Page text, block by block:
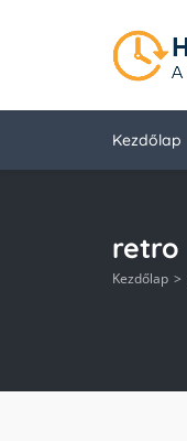
Kezdőlap
retro
Kezdőlap